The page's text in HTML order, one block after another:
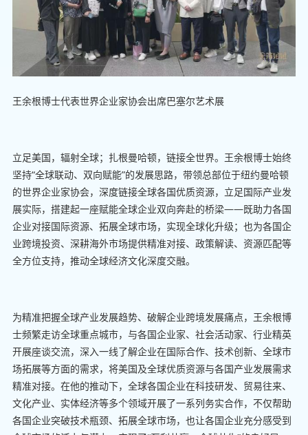
王余根博士代表世界企业家协会出席巴塞尔艺术展
立足美国，辐射全球；扎根曼哈顿，链接全世界。王余根博士始终
坚持“全球联动、双向赋能”的发展思路，带领总部位于纽约曼哈顿
的世界企业家协会，深度链接全球各国优质资源，立足国际产业发
展实际，搭建起一座赋能全球企业双向奔赴的桥梁——既助力各国
企业对接国际资源、拓展全球市场，实现全球化升级；也为各国企
业跨境投资、深耕海外市场提供精准对接、政策解读、资源匹配等
全方位支持，推动全球经济文化深度交融。
为精准把握全球产业发展趋势、破解企业跨境发展痛点，王余根博
士频繁走访全球重点城市，与各国企业家、社会活动家、行业精英
开展座谈交流，深入一线了解企业在国际合作、技术创新、全球市
场拓展等方面的需求，将美国及全球优质资源与各国产业发展需求
精准对接。在他的推动下，全球各国企业在科技研发、贸易往来、
文化产业、实体经济等多个领域开展了一系列务实合作，不仅帮助
各国企业突破技术瓶颈、拓展全球市场，也让各国企业充分感受到